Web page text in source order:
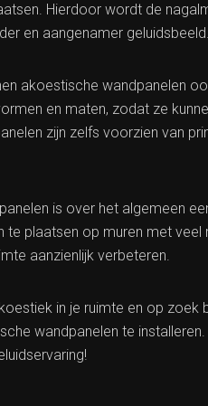
Hierdoor wordt de
en aangenamer geluidsbeeld.
akoestische wandpanelen
en maten, zodat ze
zijn zelfs voorzien van
is over het algemeen
te plaatsen op muren met
aanzienlijk verbeteren.
in je ruimte en op zoek
wandpanelen te